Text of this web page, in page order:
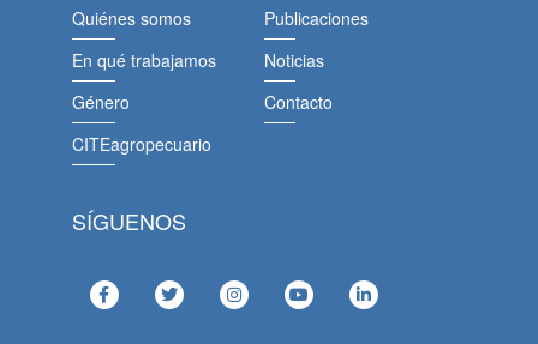
Quiénes somos
En qué trabajamos
Género
CITEagropecuario
Publicaciones
Noticias
Contacto
SÍGUENOS